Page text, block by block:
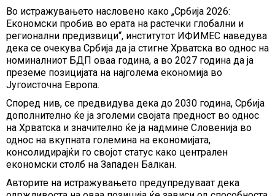
Во истражувањето насловено како „Србија 2026:
Економски пробив во ерата на растечки глобални и
регионални предизвици“, институтот ИФИМЕС наведува
дека се очекува Србија да ја стигне Хрватска во однос на
номиналниот БДП оваа година, а во 2027 година да ја
преземе позицијата на најголема економија во
Југоисточна Европа.
Според нив, се предвидува дека до 2030 година, Србија
дополнително ќе ја зголеми својата предност во однос
на Хрватска и значително ќе ја надмине Словенија во
однос на вкупната големина на економијата,
консолидирајќи го својот статус како централен
економски столб на Западен Балкан.
Авторите на истражувањето предупредуваат дека